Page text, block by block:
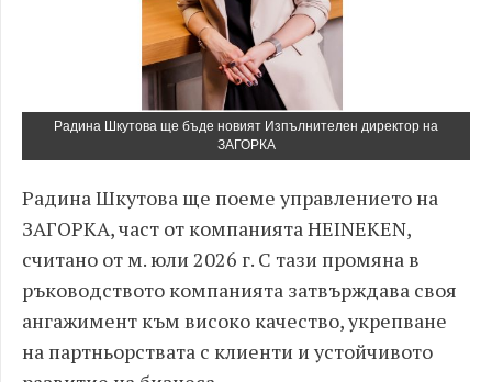
Радина Шкутова ще бъде новият Изпълнителен директор на
ЗАГОРКА
Радина Шкутова ще поемe управлението на
ЗАГОРКА, част от компанията HEINEKEN,
считано от м. юли 2026 г. С тази промяна в
ръководството компанията затвърждава своя
ангажимент към високо качество, укрепване
на партньорствата с клиенти и устойчивото